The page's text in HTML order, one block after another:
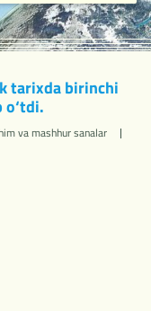
tarixda birinchi
o‘tdi.
va mashhur sanalar